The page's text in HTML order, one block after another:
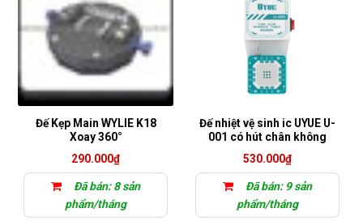
Đế Kẹp Main WYLIE K18
Xoay 360°
290.000₫
Đã bán: 8 sản
phẩm/tháng
Đế nhiệt vệ sinh ic UYUE U-
001 có hút chân không
530.000₫
Đã bán: 9 sản
phẩm/tháng